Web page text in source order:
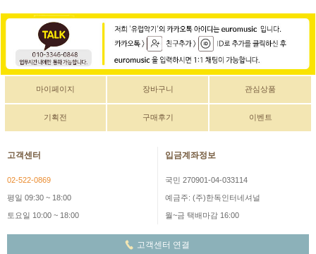
마이페이지 장바구니 관심상품
기획전 구매후기 이벤트
고객센터
02-522-0869
평일 09:30 ~ 18:00
토요일 10:00 ~ 18:00
입금계좌정보
국민 270901-04-033114
예금주: (주)한독인터네셔널
월~금 택배마감 16:00
고객센터 연결